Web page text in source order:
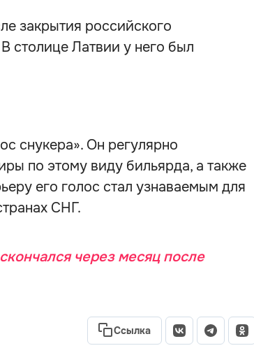
закрытия российского
столице Латвии у него был
снукера». Он регулярно
по этому виду бильярда, а также
его голос стал узнаваемым для
СНГ.
через месяц после
Ссылка